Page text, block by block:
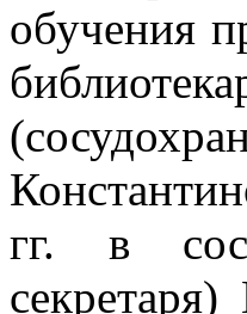
обучения
гг. в